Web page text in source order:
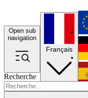
Open sub
navigation
Recherche
Français